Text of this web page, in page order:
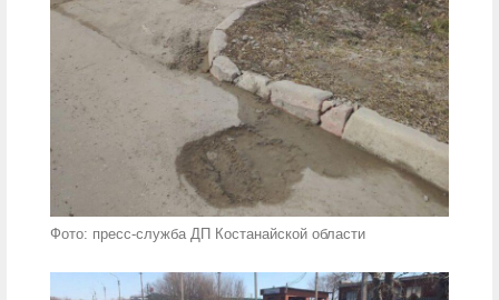
Фото: пресс-служба ДП Костанайской области